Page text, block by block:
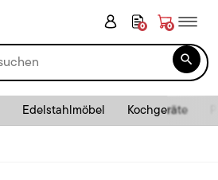
0 0

Edelstahlmöbel Kochgeräte